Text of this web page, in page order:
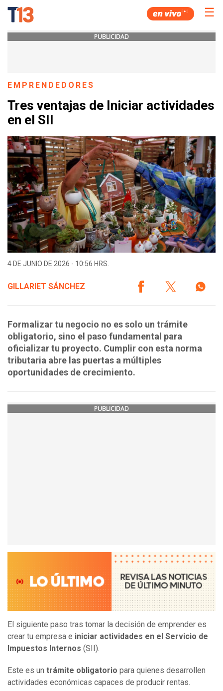
☰
PUBLICIDAD
EMPRENDEDORES
Tres ventajas de Iniciar actividades
en el SII
4 DE JUNIO DE 2026 - 10:56 HRS.
GILLARIET SÁNCHEZ
Formalizar tu negocio no es solo un trámite
obligatorio, sino el paso fundamental para
oficializar tu proyecto. Cumplir con esta norma
tributaria abre las puertas a múltiples
oportunidades de crecimiento.
PUBLICIDAD
El siguiente paso tras tomar la decisión de emprender es
crear tu empresa e iniciar actividades en el Servicio de
Impuestos Internos (SII).
Este es un trámite obligatorio para quienes desarrollen
actividades económicas capaces de producir rentas.